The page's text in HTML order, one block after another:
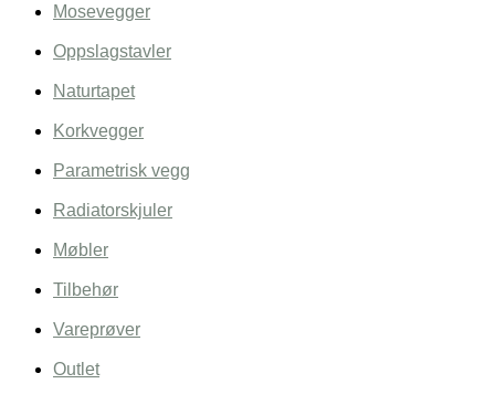
Mosevegger
Oppslagstavler
Naturtapet
Korkvegger
Parametrisk vegg
Radiatorskjuler
Møbler
Tilbehør
Vareprøver
Outlet